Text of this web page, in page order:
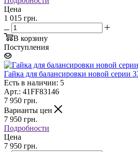
Цена
1 015 грн.
В корзину
Поступления
Гайка для балансировки новой серии
Есть в наличии: 5
Арт.: 41FF83146
7 950 грн.
Варианты цен
7 950 грн.
Подробности
Цена
7 950 грн.